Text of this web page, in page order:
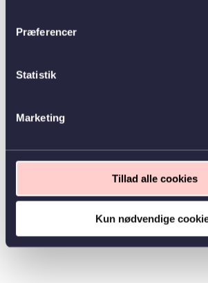
Præferencer
Statistik
Marketing
Tillad alle cookies
Kun nødvendige